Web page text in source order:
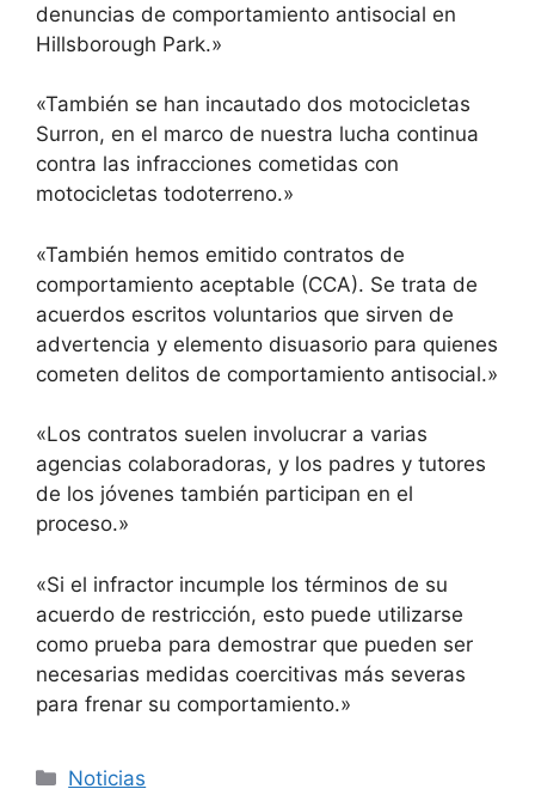
denuncias de comportamiento antisocial en
Hillsborough Park.»
«También se han incautado dos motocicletas
Surron, en el marco de nuestra lucha continua
contra las infracciones cometidas con
motocicletas todoterreno.»
«También hemos emitido contratos de
comportamiento aceptable (CCA). Se trata de
acuerdos escritos voluntarios que sirven de
advertencia y elemento disuasorio para quienes
cometen delitos de comportamiento antisocial.»
«Los contratos suelen involucrar a varias
agencias colaboradoras, y los padres y tutores
de los jóvenes también participan en el
proceso.»
«Si el infractor incumple los términos de su
acuerdo de restricción, esto puede utilizarse
como prueba para demostrar que pueden ser
necesarias medidas coercitivas más severas
para frenar su comportamiento.»
Categorías
Noticias